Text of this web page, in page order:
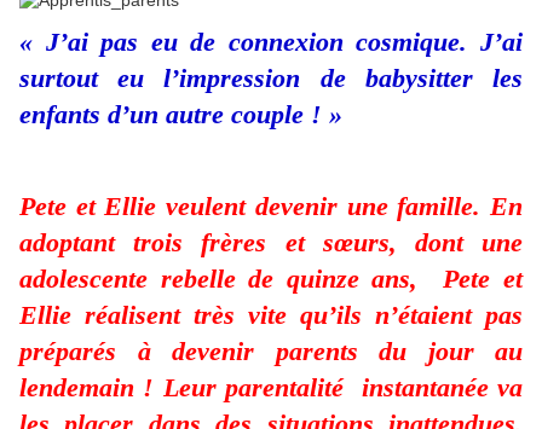
« J’ai pas eu de connexion cosmique. J’ai
surtout eu l’impression de babysitter les
enfants d’un autre couple ! »
Pete et Ellie veulent devenir une famille. En
adoptant trois frères et sœurs, dont une
adolescente rebelle de quinze ans, Pete et
Ellie réalisent très vite qu’ils n’étaient pas
préparés à devenir parents du jour au
lendemain ! Leur parentalité instantanée va
les placer dans des situations inattendues,